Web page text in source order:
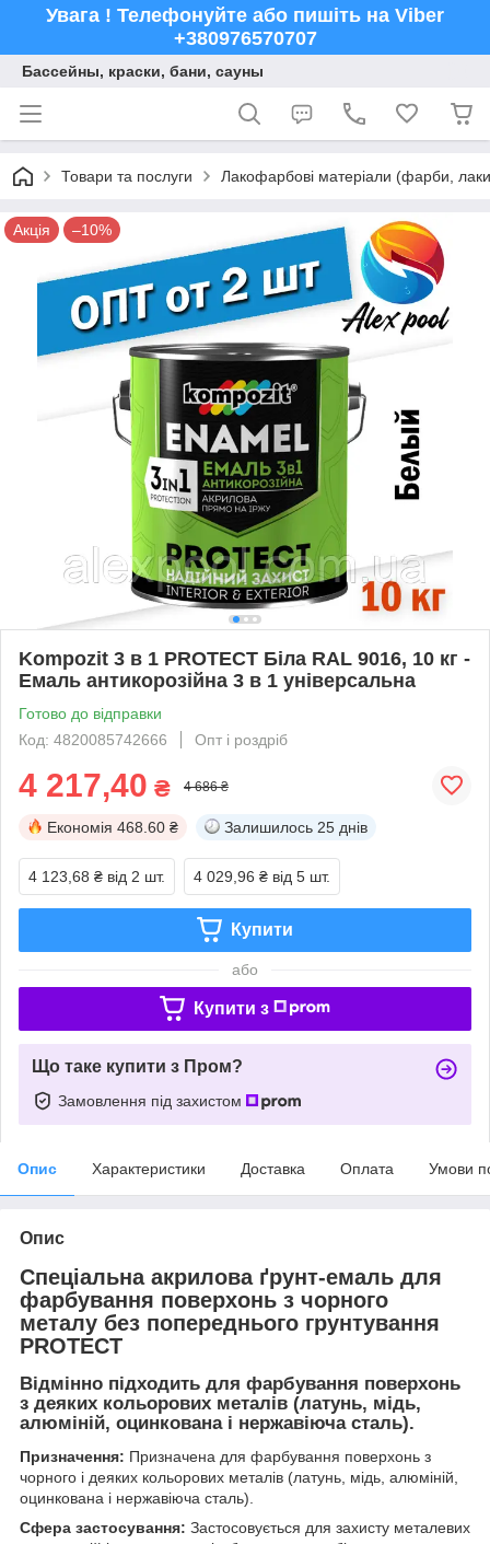
Увага ! Телефонуйте або пишіть на Viber
+380976570707
Бассейны, краски, бани, сауны
Товари та послуги Лакофарбові матеріали (фарби,
Акція –10%
Kompozit 3 в 1 PROTECT Біла RAL 9016, 10 кг -
Емаль антикорозійна 3 в 1 універсальна
Готово до відправки
Код: 4820085742666
Опт і роздріб
4 217,40 ₴ 4 686 ₴
Економія 468.60 ₴ Залишилось 25 днів
4 123,68 ₴ від 2 шт. 4 029,96 ₴ від 5 шт.
Купити
або
Купити з
Що таке купити з Пром?
Замовлення під захистом
Опис Характеристики Доставка Оплата Умови
Опис
Спеціальна акрилова ґрунт-емаль для
фарбування поверхонь з чорного
металу без попереднього грунтування
PROTECT
Відмінно підходить для фарбування поверхонь
з деяких кольорових металів (латунь, мідь,
алюміній, оцинкована і нержавіюча сталь).
Призначення: Призначена для фарбування поверхонь з
чорного і деяких кольорових металів (латунь, мідь, алюміній,
оцинкована і нержавіюча сталь).
Сфера застосування: Застосовується для захисту металевих